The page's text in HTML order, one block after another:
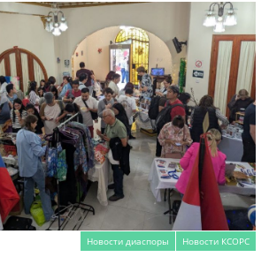
Новости диаспоры Новости КСОРС